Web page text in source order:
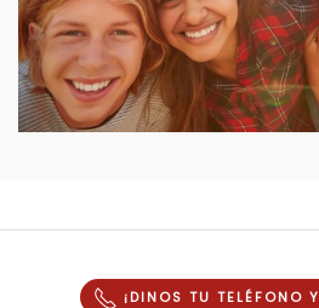
¡DINOS TU TELÉFONO Y